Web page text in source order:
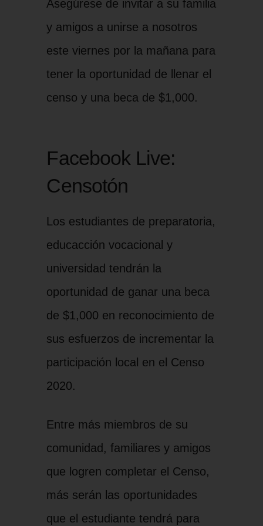
Asegúrese de invitar a su familia
y amigos a unirse a nosotros
este viernes por la mañana para
tener la oportunidad de llenar el
censo y una beca de $1,000.
Facebook Live:
Censotón
Los estudiantes de preparatoria,
educacción vocacional y
universidad tendrán la
oportunidad de ganar una beca
de $1,000 en reconocimiento de
sus esfuerzos de incrementar la
participación local en el Censo
2020.
Entre más miembros de su
comunidad, familiares y amigos
que logren completar el Censo,
más serán las oportunidades
que el estudiante tendrá para